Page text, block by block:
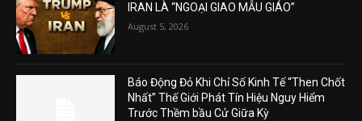
IRAN LÀ “NGOẠI GIAO MẪU GIÁO”
August 5, 2026
Báo Động Đỏ Khi Chỉ Số Kinh Tế “Then Chốt
Nhất” Thế Giới Phát Tín Hiệu Nguy Hiểm
Trước Thềm bầu Cử Giữa Kỳ